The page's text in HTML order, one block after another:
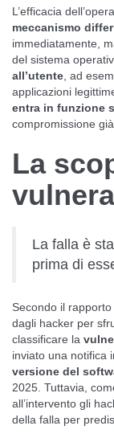
L’efficacia
meccanismo
immediatamente,
del sistema
all’utente , ad
applicazioni
entra in funzione
compromissione
La
La falla è
prima di
Secondo il rapporto
dagli hacker per
classificare la
inviato una notifica
versione del
2025. Tuttavia,
all’intervento gli
della falla per